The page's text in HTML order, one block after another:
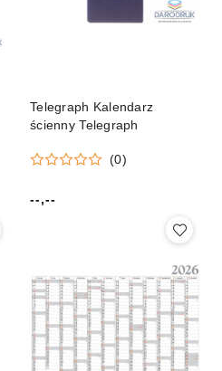
Telegraph Kalendarz
ścienny Telegraph
(0)
Cena:
--,--